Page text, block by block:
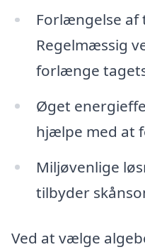
Forlængelse af
Regelmæssig
forlænge
Øget
hjælpe med at
Miljøvenlige
tilbyder
Ved at vælge